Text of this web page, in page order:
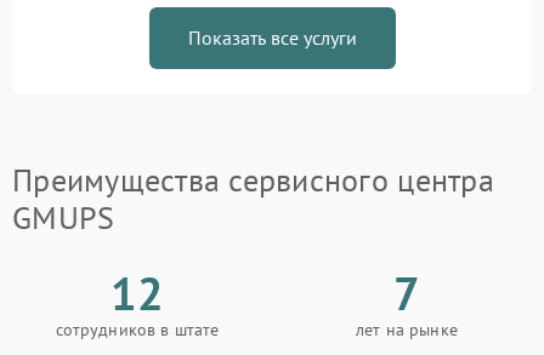
Показать все услуги
Преимущества сервисного центра
GMUPS
12
сотрудников в штате
7
лет на рынке